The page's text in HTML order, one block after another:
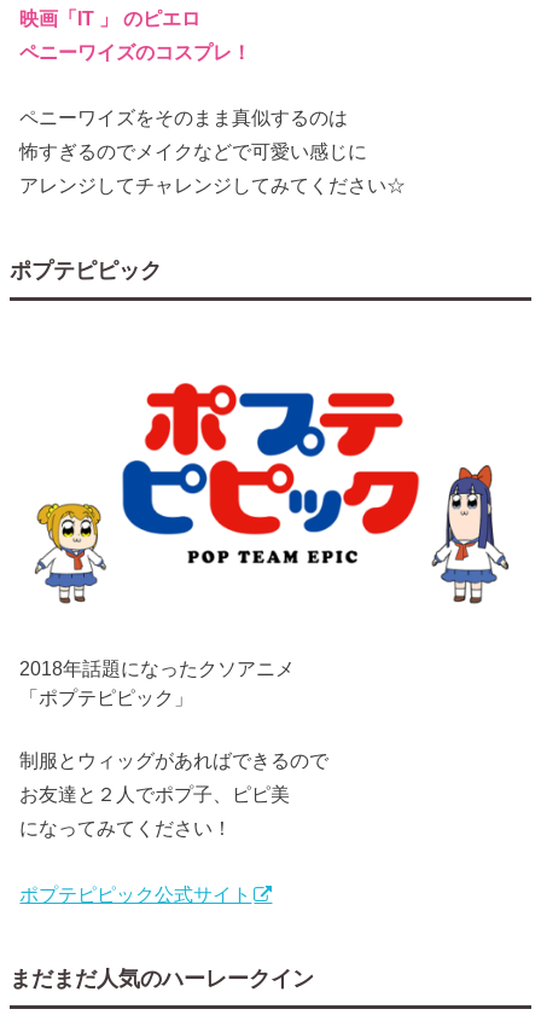
映画「IT 」
のピエロ
ペニーワイズのコスプレ！
ペニーワイズをそのまま真似するのは
怖すぎるのでメイクなどで可愛い感じに
アレンジしてチャレンジしてみてください☆
ポプテピピック
2018年話題になったクソアニメ
「ポプテピピック」
制服とウィッグがあればできるので
お友達と２人でポプ子、ピピ美
になってみてください！
ポプテピピック公式サイト
まだまだ人気のハーレークイン